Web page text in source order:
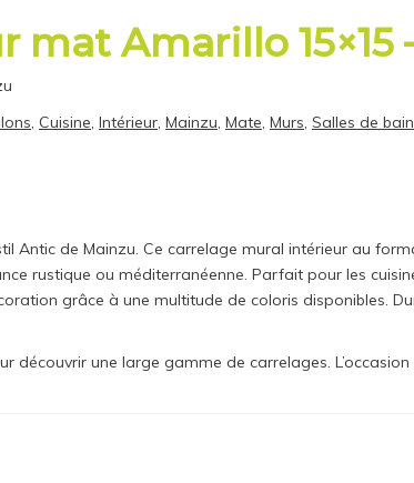
Amarillo 15×15
, Cuisine, Intérieur, Mainzu, Mate, Murs, Salles de bain
Antic de Mainzu. Ce carrelage mural intérieur au
rustique ou méditerranéenne. Parfait pour les
grâce à une multitude de coloris disponibles.
une large gamme de carrelages.